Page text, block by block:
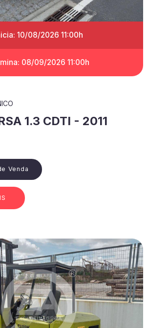
10/08/2026 11:00h
08/09/2026 11:00h
1.3 CDTI - 2011
Venda